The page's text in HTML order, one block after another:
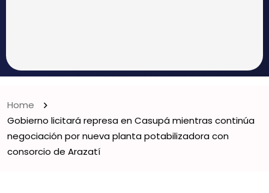
Home
Gobierno licitará represa en Casupá mientras continúa
negociación por nueva planta potabilizadora con
consorcio de Arazatí